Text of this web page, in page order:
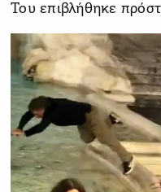
Του επιβλήθηκε